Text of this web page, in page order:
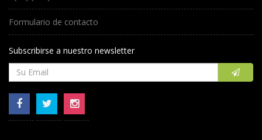
Formulario de contacto
Subscribirse a nuestro newsletter